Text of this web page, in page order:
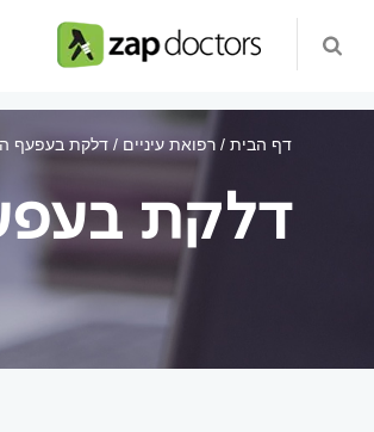
דף הבית רפואת עיניים דלקת בעפעף
דלקת